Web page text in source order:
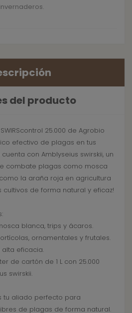
del producto
25.000 de Agrobio
efectivo de plagas en tus
con Amblyseius swirskii, un
combate plagas como mosca
la araña roja en agricultura
cultivos de forma natural y eficaz!
blanca, trips y ácaros.
ornamentales y frutales.
alta eficacia.
de cartón de 1 L con 25.000
swirskii.
tu aliado perfecto para
de plagas de forma natural.